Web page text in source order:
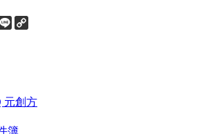
Line
元創方
簿